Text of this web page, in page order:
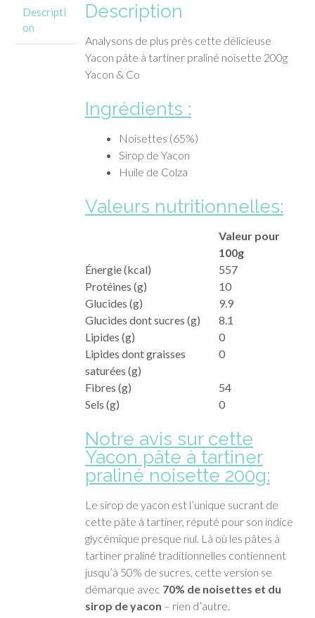
Descripti
on
Description
Analysons de plus près cette délicieuse
Yacon pâte à tartiner praliné noisette 200g
Yacon & Co
Ingrédients :
Noisettes (65%)
Sirop de Yacon
Huile de Colza
Valeurs nutritionnelles:
Valeur pour
100g
Énergie (kcal)
557
Protéines (g)
10
Glucides (g)
9.9
Glucides dont sucres (g)
8.1
Lipides (g)
0
Lipides dont graisses
saturées (g)
0
Fibres (g)
54
Sels (g)
0
Notre avis sur cette
Yacon pâte à tartiner
praliné noisette 200g:
Le sirop de yacon est l’unique sucrant de
cette pâte à tartiner, réputé pour son indice
glycémique presque nul. Là où les pâtes à
tartiner praliné traditionnelles contiennent
jusqu’à 50% de sucres, cette version se
démarque avec 70% de noisettes et du
sirop de yacon – rien d’autre.